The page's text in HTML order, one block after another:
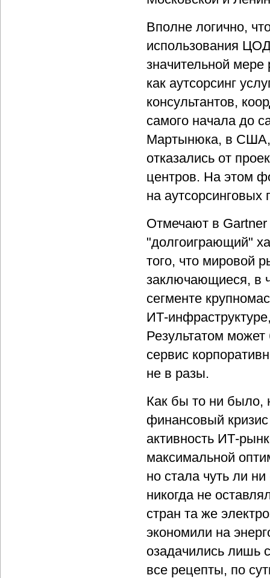
Вполне логично,
использования
значительной
как аутсорсинг
консультантов,
самого начала до
Мартынюка, в США,
отказались от
центров. На этом
на аутсорсинговых
Отмечают в
"долгоиграющий"
того, что мировой
заключающиеся, в
сегменте
ИТ-
Результатом может
сервис
не в разы.
Как бы то ни было,
финансовый
активность ИТ-
максимальной
но стала чуть ли
никогда не
стран та же
экономили на
озадачились лишь
все рецепты, по